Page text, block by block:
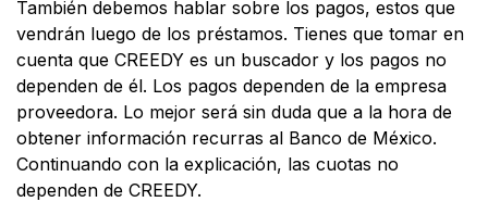
También debemos hablar sobre los pagos, estos que
vendrán luego de los préstamos. Tienes que tomar en
cuenta que CREEDY es un buscador y los pagos no
dependen de él. Los pagos dependen de la empresa
proveedora. Lo mejor será sin duda que a la hora de
obtener información recurras al Banco de México.
Continuando con la explicación, las cuotas no
dependen de CREEDY.